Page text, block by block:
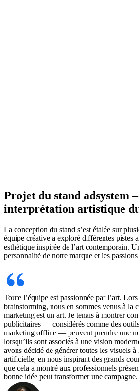
Projet du stand adsystem
interprétation artistique
La conception du stand s’est étalée sur
équipe créative a exploré différentes pistes
esthétique inspirée de l’art contemporain.
personnalité de notre marque et les passions
Toute l’équipe est passionnée par l’art.
brainstorming, nous en sommes venus à la
marketing est un art. Je tenais à montrer
publicitaires — considérés comme des
marketing offline — peuvent prendre une
lorsqu’ils sont associés à une vision
avons décidé de générer toutes les visuels à
artificielle, en nous inspirant des grands
que cela a montré aux professionnels
bonne idée peut transformer une campagne.